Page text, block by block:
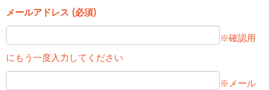
メールアドレス (必須)
※確認用
にもう一度入力してください
※メール